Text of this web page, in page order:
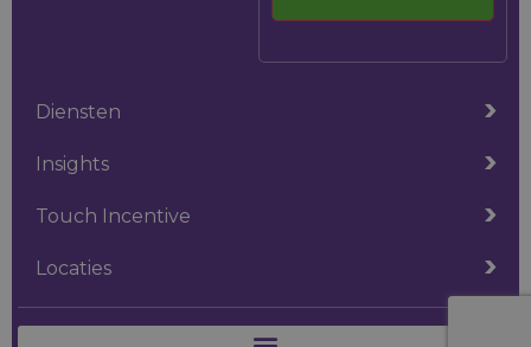
Diensten
Insights
Touch Incentive
Locaties